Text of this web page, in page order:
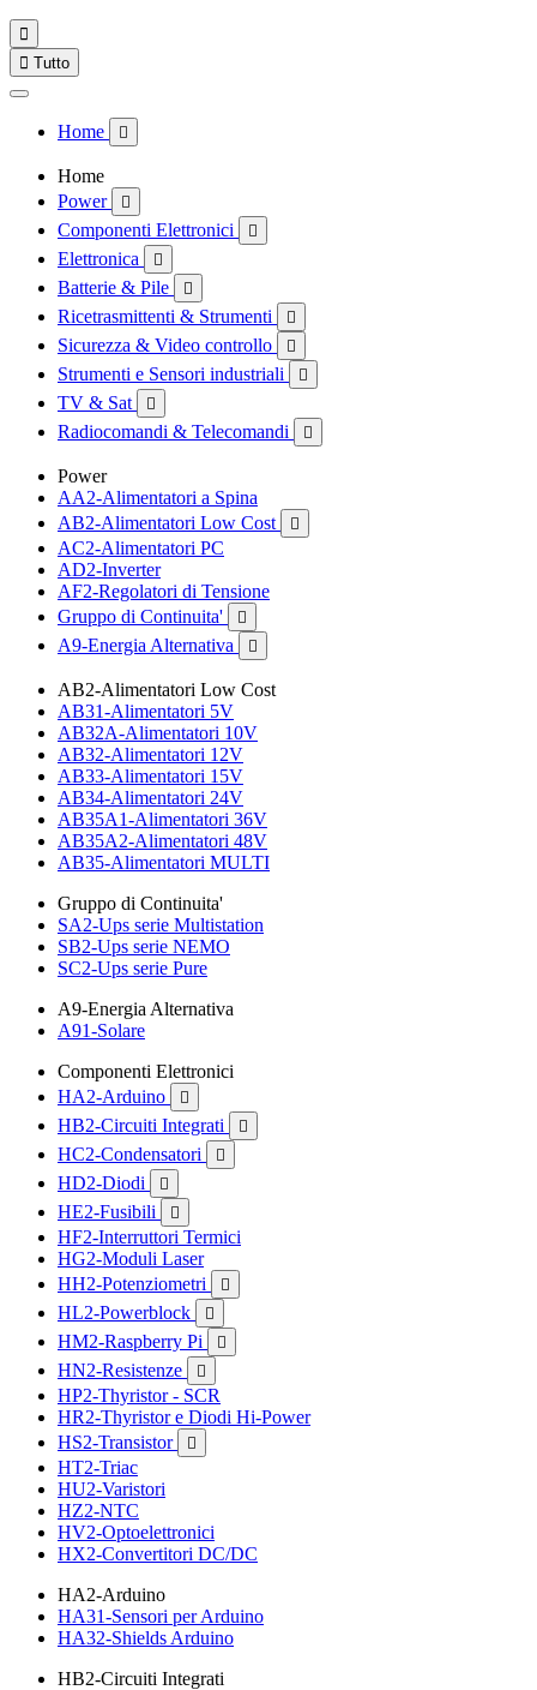

 Tutto
Home 
Home
Power

Componenti Elettronici 
Elettronica 
Batterie & Pile 
Ricetrasmittenti & Strumenti 
Sicurezza & Video controllo 
Strumenti e Sensori industriali 
TV & Sat 
Radiocomandi & Telecomandi 
Power
AA2-Alimentatori a Spina
AB2-Alimentatori Low Cost

AC2-Alimentatori PC
AD2-Inverter
AF2-Regolatori di Tensione
Gruppo di Continuita'

A9-Energia Alternativa 
AB2-Alimentatori Low Cost
AB31-Alimentatori 5V
AB32A-Alimentatori 10V
AB32-Alimentatori 12V
AB33-Alimentatori 15V
AB34-Alimentatori 24V
AB35A1-Alimentatori 36V
AB35A2-Alimentatori 48V
AB35-Alimentatori MULTI
Gruppo di Continuita'
SA2-Ups serie Multistation
SB2-Ups serie NEMO
SC2-Ups serie Pure
A9-Energia Alternativa
A91-Solare
Componenti Elettronici
HA2-Arduino

HB2-Circuiti Integrati 
HC2-Condensatori 
HD2-Diodi 
HE2-Fusibili 
HF2-Interruttori Termici
HG2-Moduli Laser
HH2-Potenziometri

HL2-Powerblock 
HM2-Raspberry Pi 
HN2-Resistenze 
HP2-Thyristor - SCR
HR2-Thyristor e Diodi Hi-Power
HS2-Transistor

HT2-Triac
HU2-Varistori
HZ2-NTC
HV2-Optoelettronici
HX2-Convertitori DC/DC
HA2-Arduino
HA31-Sensori per Arduino
HA32-Shields Arduino
HB2-Circuiti Integrati